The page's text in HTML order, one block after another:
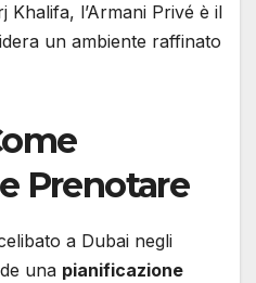
Khalifa, l’Armani Privé è il
un ambiente raffinato
Prenotare
a Dubai negli
una pianificazione